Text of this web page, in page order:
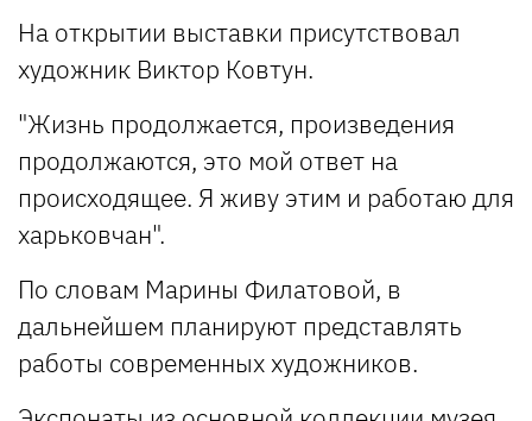
На открытии выставки присутствовал
художник Виктор Ковтун.
"Жизнь продолжается, произведения
продолжаются, это мой ответ на
происходящее. Я живу этим и работаю для
харьковчан".
По словам Марины Филатовой, в
дальнейшем планируют представлять
работы современных художников.